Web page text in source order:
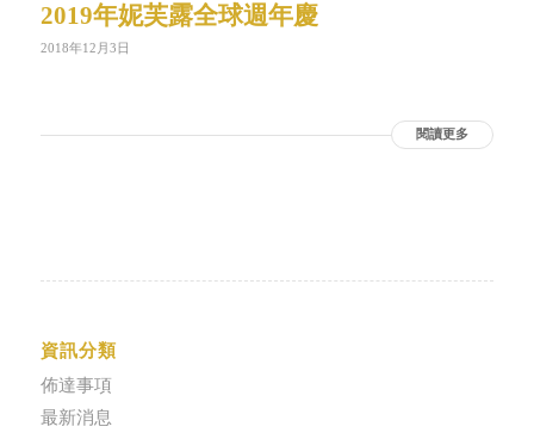
2019年妮芙露全球週年慶
2018年12月3日
閱讀更多
資訊分類
佈達事項
最新消息